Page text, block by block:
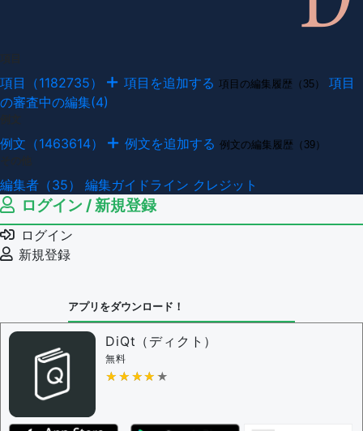
項目（1182735） 項目を追加する 項目の編集履歴（35）
項目
の審査中の編集(4)
例文（1463614） 例文を追加する 例文の編集履歴（39）
編集者（35） 編集ガイドライン クレジット
ログイン / 新規登録
ログイン
新規登録
アプリをダウンロード！
DiQt（ディクト）
無料
★★★★★
★★★★★